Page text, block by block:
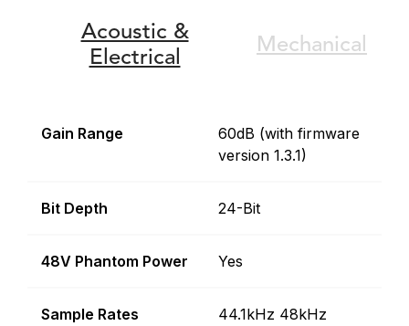
Acoustic &
Electrical
Mechanical
Gain Range
60dB (with firmware
version 1.3.1)
Bit Depth 24-Bit
48V Phantom Power Yes
Sample Rates
44.1kHz 48kHz